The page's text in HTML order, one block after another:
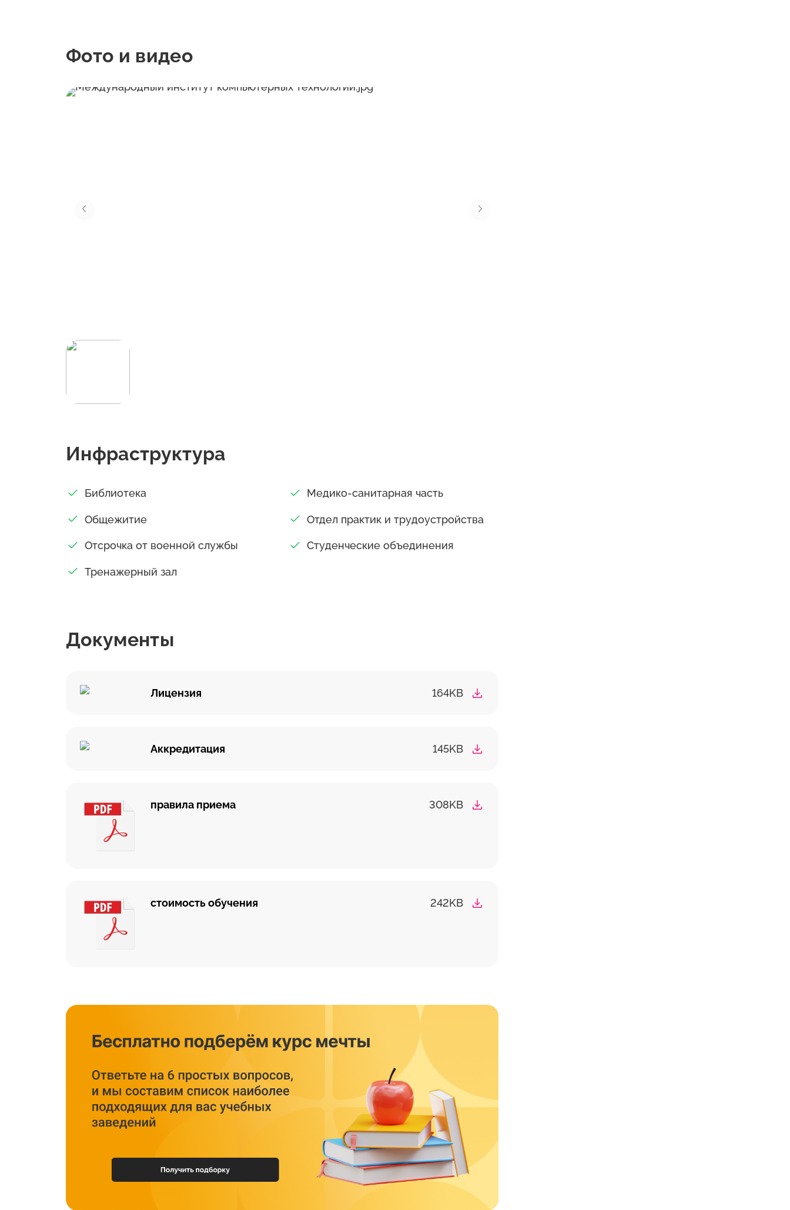
Фото и видео
Инфраструктура
Библиотека Медико-санитарная часть
Общежитие Отдел практик и трудоустройства
Отсрочка от военной службы Студенческие объединения
Тренажерный зал
Документы
Лицензия 164KB
Аккредитация 145KB
правила приема 308KB
стоимость обучения 242KB